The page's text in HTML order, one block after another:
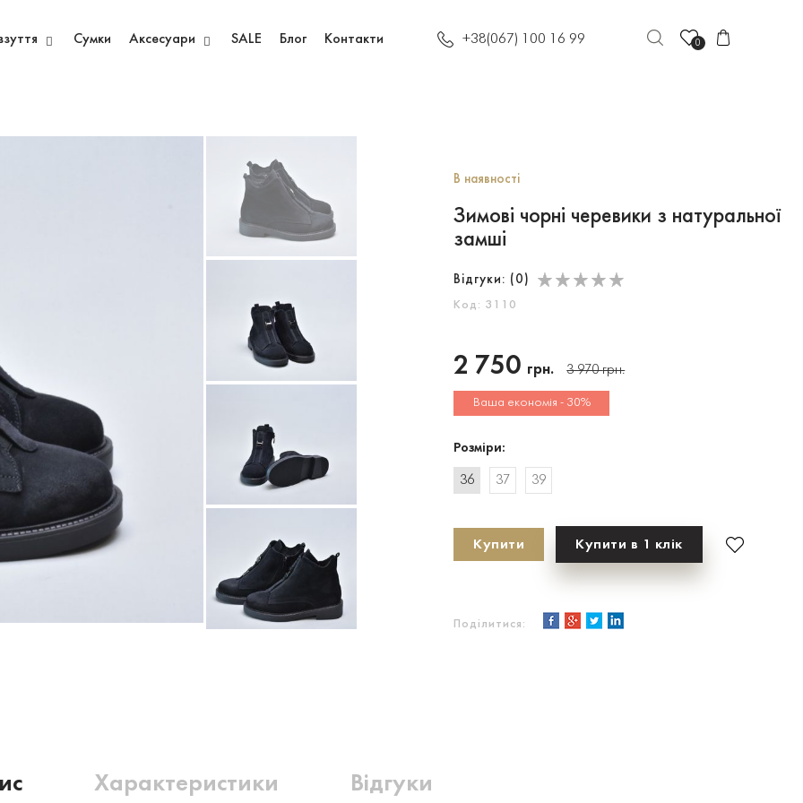
Сумки Аксесуари SALE Блог Контакти +38(067) 100 16 99 0
В наявності
Зимові чорні черевики з натуральної
замші
Відгуки: ( 0 )
Код: 3110
2 750 грн. 3 970грн.
Ваша економія - 30%
Розміри:
36 37 39
Купити Купити в 1 клік
Поділитися:
Характеристики Відгуки